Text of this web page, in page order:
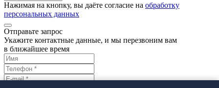
Нажимая на кнопку, вы даёте согласие на обработку
персональных данных
Отправьте запрос
Укажите контактные данные, и мы перезвоним вам
в ближайшее время